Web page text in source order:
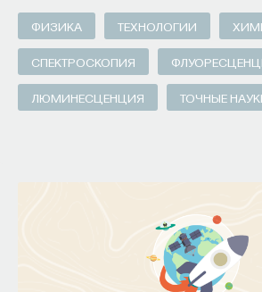
ФИЗИКА ТЕХНОЛОГИИ
СПЕКТРОСКОПИЯ
ЛЮМИНЕСЦЕНЦИЯ ТОЧНЫЕ